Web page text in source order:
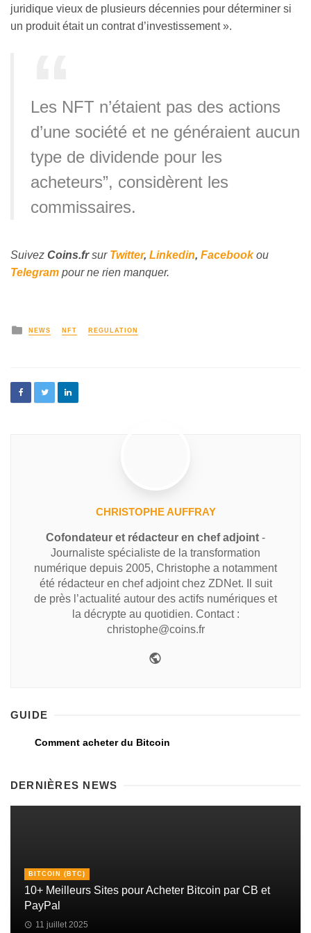
juridique vieux de plusieurs décennies pour déterminer si
un produit était un contrat d’investissement ».
Les NFT n’étaient pas des actions
d’une société et ne généraient aucun
type de dividende pour les
acheteurs”, considèrent les
commissaires.
Suivez Coins.frsur Twitter, Linkedin, Facebookou
Telegram pour ne rien manquer.
NEWS NFT REGULATION
CHRISTOPHE AUFFRAY
Cofondateur et rédacteur en chef adjoint -
Journaliste spécialiste de la transformation
numérique depuis 2005, Christophe a notamment
été rédacteur en chef adjoint chez ZDNet. Il suit
de près l’actualité autour des actifs numériques et
la décrypte au quotidien. Contact :
christophe@coins.fr
GUIDE
Comment acheter du Bitcoin
DERNIÈRES NEWS
BITCOIN (BTC)
10+ Meilleurs Sites pour Acheter Bitcoin par CB et
PayPal
11 juillet 2025